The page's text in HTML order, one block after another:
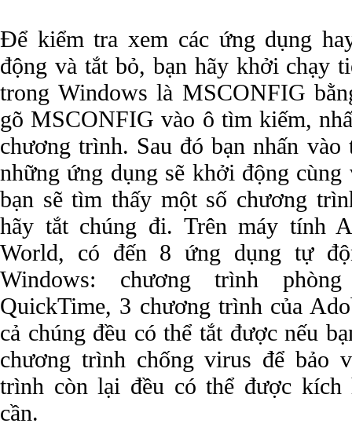
Để kiểm tra xem các ứng dụng
động và tắt bỏ, bạn hãy khởi chạy
trong Windows là MSCONFIG
gõ MSCONFIG vào ô tìm kiếm,
chương trình. Sau đó bạn nhấn vào
những ứng dụng sẽ khởi động
bạn sẽ tìm thấy một số chương
hãy tắt chúng đi. Trên máy tính
World, có đến 8 ứng dụng tự
Windows: chương trình
QuickTime, 3 chương trình của
cả chúng đều có thể tắt được nếu
chương trình chống virus để bảo
trình còn lại đều có thể được
cần.